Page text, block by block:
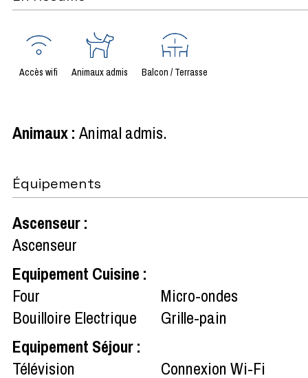
Accès wifi Animaux admis Balcon / Terrasse
Animaux: Animal admis
Équipements
Ascenseur:
Ascenseur
Equipement Cuisine :
Four
Micro-ondes
Bouilloire Electrique
Grille-pain
Equipement Séjour:
Télévision
Connexion Wi-Fi